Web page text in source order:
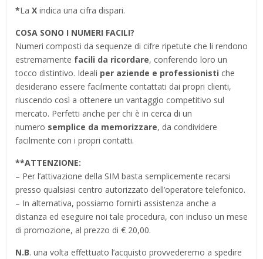
*La X indica una cifra dispari.
COSA SONO I NUMERI FACILI?
Numeri composti da sequenze di cifre ripetute che li rendono
estremamente facili da ricordare, conferendo loro un
tocco distintivo. Ideali per aziende e professionisti che
desiderano essere facilmente contattati dai propri clienti,
riuscendo così a ottenere un vantaggio competitivo sul
mercato. Perfetti anche per chi è in cerca di un
numero semplice da memorizzare, da condividere
facilmente con i propri contatti.
**ATTENZIONE:
– Per l’attivazione della SIM basta semplicemente recarsi
presso qualsiasi centro autorizzato dell’operatore telefonico.
– In alternativa, possiamo fornirti assistenza anche a
distanza ed eseguire noi tale procedura, con incluso un mese
di promozione, al prezzo di € 20,00.
N.B. una volta effettuato l’acquisto provvederemo a spedire